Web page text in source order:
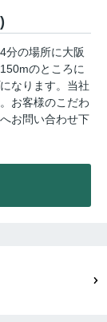
分の場所に大阪
のところに
なります。当社
お客様のこだわ
お問い合わせ下